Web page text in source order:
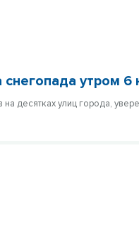
утром 6
десятках улиц города,